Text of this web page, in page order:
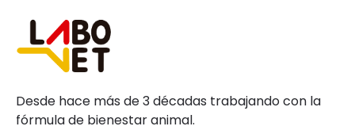
Desde hace más de 3 décadas trabajando con la
fórmula de bienestar animal.